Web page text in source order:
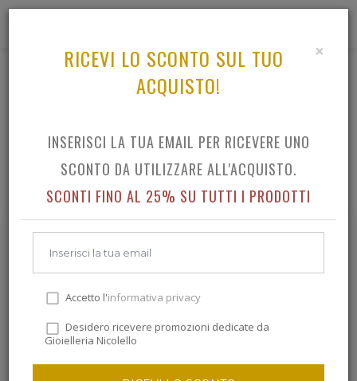
OROLOGI QUARZO
TUTTO IL CATALOGO OROLOGI QUARZO
×
RICEVI LO SCONTO SUL TUO
ACQUISTO!
INSERISCI LA TUA EMAIL PER RICEVERE UNO
SCONTO DA UTILIZZARE ALL'ACQUISTO.
SCONTI FINO AL 25% SU TUTTI I PRODOTTI
Accetto l'informativa privacy
Desidero ricevere promozioni dedicate da
Gioielleria Nicolello